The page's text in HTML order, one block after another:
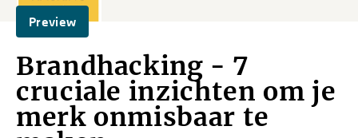
Preview
Brandhacking - 7
cruciale inzichten om je
merk onmisbaar te